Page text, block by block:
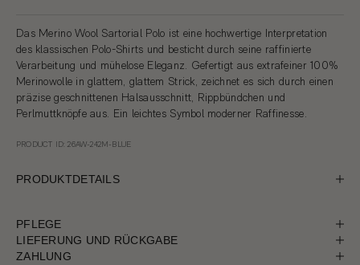
Das Merino Wool Sartorial Polo ist eine hochwertige Interpretation
des klassischen Polo-Shirts und besticht durch seine raffinierte
Verarbeitung und mühelose Eleganz. Gefertigt aus extrafeiner 100%
Merinowolle in glattem, glattem Strick, zeichnet es sich durch einen
präzise geschnittenen Halsausschnitt, Rippbündchen und
Perlmuttknöpfe aus. Ein leichtes Symbol moderner Raffinesse.
PRODUCT ID: 26AW-242M-BLUE
PRODUKTDETAILS
PFLEGE
LIEFERUNG UND RÜCKGABE
ZAHLUNG